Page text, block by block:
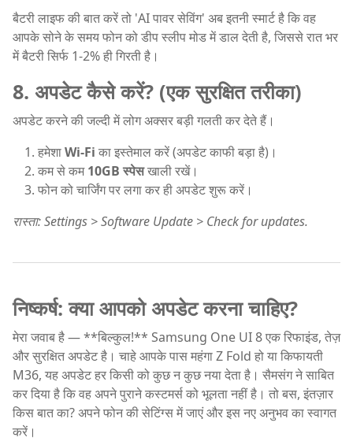
बैटरी लाइफ की बात करें तो 'AI पावर सेविंग' अब इतनी स्मार्ट है कि वह
आपके सोने के समय फोन को डीप स्लीप मोड में डाल देती है, जिससे रात भर
में बैटरी सिर्फ 1-2% ही गिरती है।
8. अपडेट कैसे करें? (एक सुरक्षित तरीका)
अपडेट करने की जल्दी में लोग अक्सर बड़ी गलती कर देते हैं।
हमेशाWi-Fi का इस्तेमाल करें (अपडेट काफी बड़ा है)।
कम से कम10GB स्पेसखाली रखें।
फोन को चार्जिंग पर लगा कर ही अपडेट शुरू करें।
रास्ता: Settings > Software Update > Check for updates.
निष्कर्ष: क्या आपको अपडेट करना चाहिए?
मेरा जवाब है — **बिल्कुल!** Samsung One UI 8 एक रिफाइंड, तेज़
और सुरक्षित अपडेट है। चाहे आपके पास महंगा Z Fold हो या किफायती
M36, यह अपडेट हर किसी को कुछ न कुछ नया देता है। सैमसंग ने साबित
कर दिया है कि वह अपने पुराने कस्टमर्स को भूलता नहीं है। तो बस, इंतज़ार
किस बात का? अपने फोन की सेटिंग्स में जाएं और इस नए अनुभव का स्वागत
करें।